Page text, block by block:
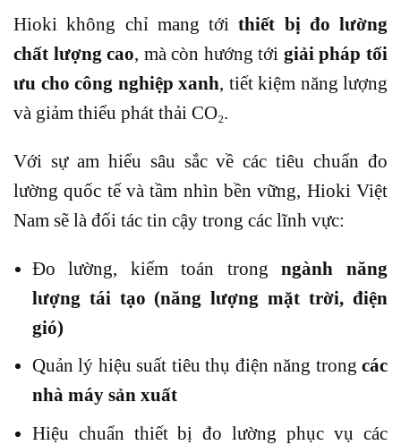
Hioki không chỉ mang tớithiết bị đo lường
chất lượng cao, mà còn hướng tới giải pháp tối
ưu cho công nghiệp xanh, tiết kiệm năng lượng
và giảm thiểu phát thải CO₂.
Với sự am hiểu sâu sắc về các tiêu chuẩn đo
lường quốc tế và tầm nhìn bền vững, Hioki Việt
Nam sẽ là đối tác tin cậy trong các lĩnh vực:
Đo lường, kiểm toán trongngành năng
lượng tái tạo (năng lượng mặt trời, điện
gió)
Quản lý hiệu suất tiêu thụ điện năng trong các
nhà máy sản xuất
Hiệu chuẩn thiết bị đo lường phục vụ các